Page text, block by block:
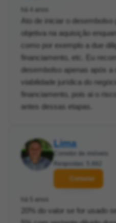
há 4 anos
Ato de iniciar o
objetiva na aquisição
como por exemplo a due
financiamento, etc. Eu
desembolso apenas após
viabilidade jurídica do
financiamento, pois ai o
antes dessas etapas.
Lima
Corretor de imóveis
Respostas: 5.882
Contatar
há 5 anos
20% do valor se for usado